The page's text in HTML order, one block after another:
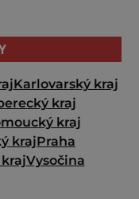
Karlovarský kraj
kraj
kraj
krajPraha
Vysočina